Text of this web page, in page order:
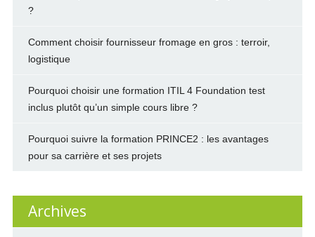
?
Comment choisir fournisseur fromage en gros : terroir,
logistique
Pourquoi choisir une formation ITIL 4 Foundation test
inclus plutôt qu’un simple cours libre ?
Pourquoi suivre la formation PRINCE2 : les avantages
pour sa carrière et ses projets
Archives